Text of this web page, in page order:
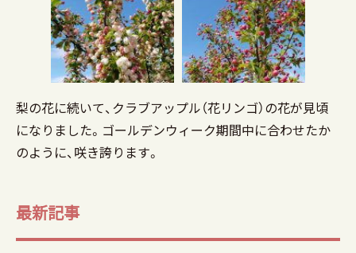
梨の花に続いて、クラブアップル（花リンゴ）の花が見頃
になりました。ゴールデンウィーク期間中に合わせたか
のように、咲き誇ります。
最新記事